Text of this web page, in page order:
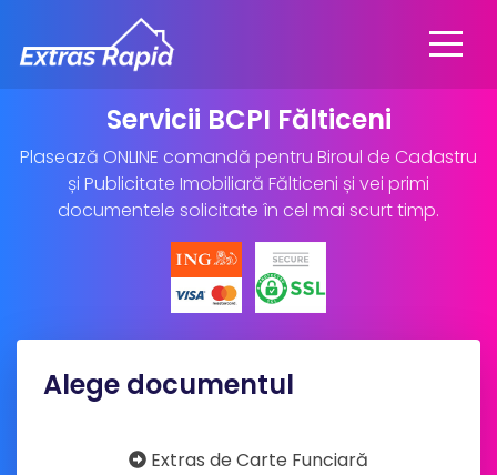
Servicii BCPI Fălticeni
Plasează ONLINE comandă pentru Biroul de Cadastru
și Publicitate Imobiliară Fălticeni și vei primi
documentele solicitate în cel mai scurt timp.
Alege documentul
Extras de Carte Funciară